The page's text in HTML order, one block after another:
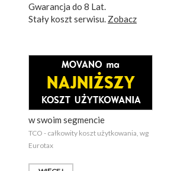
Gwarancja do 8 Lat.
Stały koszt serwisu. Zobacz
w swoim segmencie
TCO - całkowity koszt użytkowania, wg
Eurotax